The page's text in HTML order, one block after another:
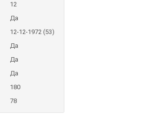
12
Да
12-12-1972 (53)
Да
Да
Да
180
78